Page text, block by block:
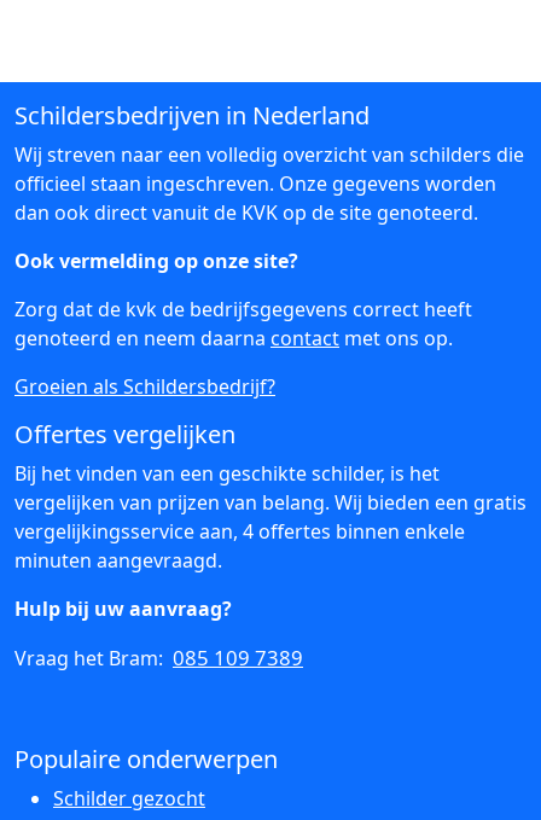
Schildersbedrijven in Nederland
Wij streven naar een volledig overzicht van schilders die
officieel staan ingeschreven. Onze gegevens worden
dan ook direct vanuit de KVK op de site genoteerd.
Ook vermelding op onze site?
Zorg dat de kvk de bedrijfsgegevens correct heeft
genoteerd en neem daarna contact met ons op.
Groeien als Schildersbedrijf?
Offertes vergelijken
Bij het vinden van een geschikte schilder, is het
vergelijken van prijzen van belang. Wij bieden een gratis
vergelijkingsservice aan, 4 offertes binnen enkele
minuten aangevraagd.
Hulp bij uw aanvraag?
Vraag het Bram: 085 109 7389
Populaire onderwerpen
Schilder gezocht